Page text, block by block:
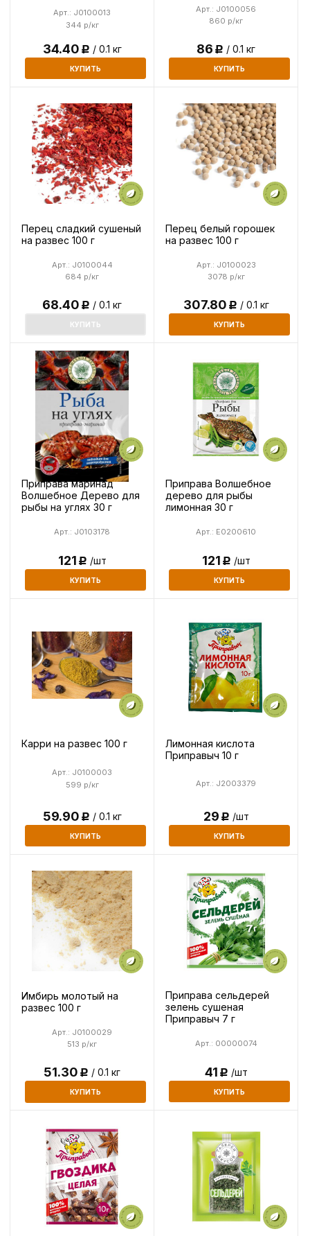
344 р/кг
Арт.: J0100013
34.40Р / 0.1 кг
КУПИТЬ
860 р/кг
Арт.: J0100056
86Р / 0.1 кг
КУПИТЬ
Перец сладкий сушеный
на развес 100 г
684 р/кг
Арт.: J0100044
68.40Р / 0.1 кг
КУПИТЬ
Перец белый горошек
на развес 100 г
3078 р/кг
Арт.: J0100023
307.80Р / 0.1 кг
КУПИТЬ
Приправа маринад
Волшебное Дерево для
рыбы на углях 30 г
Арт.: J0103178
121Р /шт
КУПИТЬ
Приправа Волшебное
дерево для рыбы
лимонная 30 г
Арт.: E0200610
121Р /шт
КУПИТЬ
Карри на развес 100 г
599 р/кг
Арт.: J0100003
59.90Р / 0.1 кг
КУПИТЬ
Лимонная кислота
Приправыч 10 г
Арт.: J2003379
29Р /шт
КУПИТЬ
Имбирь молотый на
развес 100 г
513 р/кг
Арт.: J0100029
51.30Р / 0.1 кг
КУПИТЬ
Приправа сельдерей
зелень сушеная
Приправыч 7 г
Арт.: 00000074
41Р /шт
КУПИТЬ